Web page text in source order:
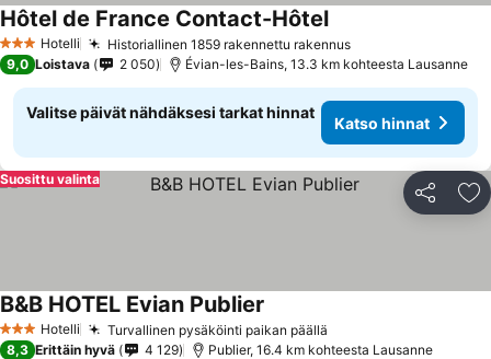
3 Tähtiluokitus
Hotelli Historiallinen 1859 rakennettu rakennusKatso hinnat
Hôtel de France Contact-HôtelKatso hinnat
9,0 Loistava 2 050 Évian-les-Bains, 13.3 km kohteesta Lausanne
Valitse päivät nähdäksesi tarkat hinnat
Katso hinnat
Jaa
Suosittu valinta
3 Tähtiluokitus
Hotelli Turvallinen pysäköinti paikan päällä
B&B HOTEL Evian Publier
8,3 Erittäin hyvä 4 129 Publier, 16.4 km kohteesta Lausanne